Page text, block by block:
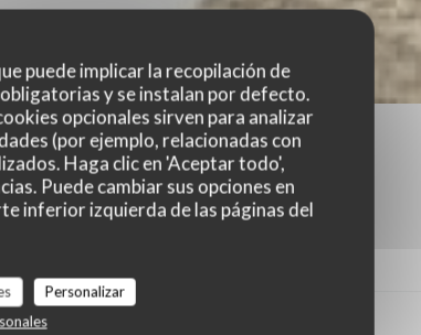
puede implicar la recopilación de
y se instalan por defecto.
opcionales sirven para analizar
(por ejemplo, relacionadas con
Haga clic en 'Aceptar todo',
Puede cambiar sus opciones en
inferior izquierda de las páginas del
Personalizar
(English version) Menu enfant